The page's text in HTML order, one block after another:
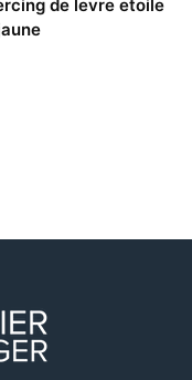
de levre etoile